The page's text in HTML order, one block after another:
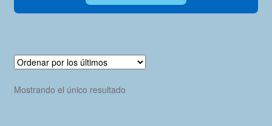
Mostrando el único resultado